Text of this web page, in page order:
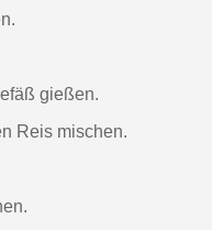
gießen.
Reis mischen.